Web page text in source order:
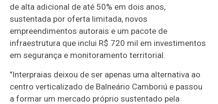
de alta adicional de até 50% em dois anos,
sustentada por oferta limitada, novos
empreendimentos autorais e um pacote de
infraestrutura que inclui R$ 720 mil em investimentos
em segurança e monitoramento territorial.
"Interpraias deixou de ser apenas uma alternativa ao
centro verticalizado de Balneário Camboriú e passou
a formar um mercado próprio sustentado pela